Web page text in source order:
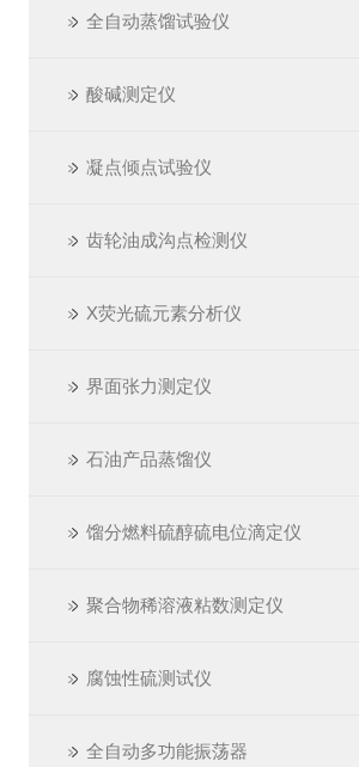
全自动蒸馏试验仪
酸碱测定仪
凝点倾点试验仪
齿轮油成沟点检测仪
X荧光硫元素分析仪
界面张力测定仪
石油产品蒸馏仪
馏分燃料硫醇硫电位滴定仪
聚合物稀溶液粘数测定仪
腐蚀性硫测试仪
全自动多功能振荡器